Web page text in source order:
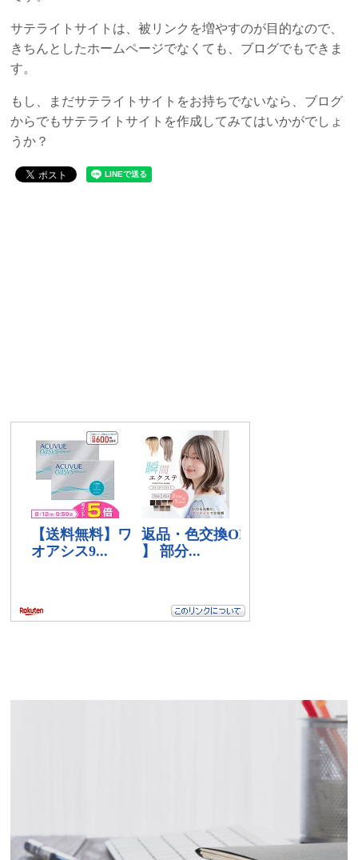
サテライトサイトは、被リンクを増やすのが目的なので、
きちんとしたホームページでなくても、ブログでもできま
す。
もし、まだサテライトサイトをお持ちでないなら、ブログ
からでもサテライトサイトを作成してみてはいかがでしょ
うか？